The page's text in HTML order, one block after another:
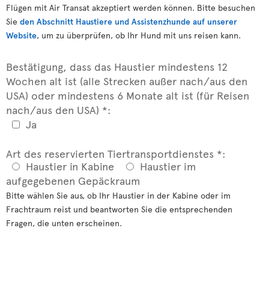
Flügen mit Air Transat akzeptiert werden können. Bitte besuchen
Sie den Abschnitt Haustiere und Assistenzhunde auf unserer
Website, um zu überprüfen, ob Ihr Hund mit uns reisen kann.
Bestätigung, dass das Haustier mindestens 12
Wochen alt ist (alle Strecken außer nach/aus den
USA) oder mindestens 6 Monate alt ist (für Reisen
nach/aus den USA) *:
Ja
Art des reservierten Tiertransportdienstes *:
Haustier in Kabine
Haustier im
aufgegebenen Gepäckraum
Bitte wählen Sie aus, ob Ihr Haustier in der Kabine oder im
Frachtraum reist und beantworten Sie die entsprechenden
Fragen, die unten erscheinen.